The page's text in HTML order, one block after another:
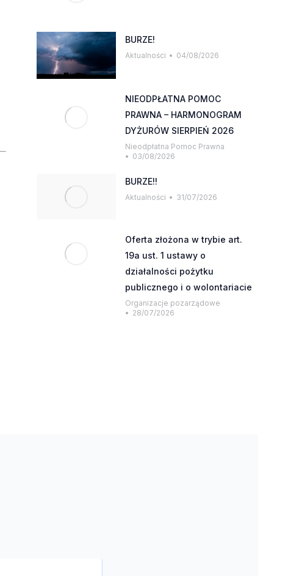
BURZE!
Aktualności 04/08/2026
NIEODPŁATNA POMOC
PRAWNA – HARMONOGRAM
DYŻURÓW SIERPIEŃ 2026
Nieodpłatna Pomoc Prawna
03/08/2026
BURZE!!
Aktualności 31/07/2026
Oferta złożona w trybie art.
19a ust. 1 ustawy o
działalności pożytku
publicznego i o wolontariacie
Organizacje pozarządowe
28/07/2026